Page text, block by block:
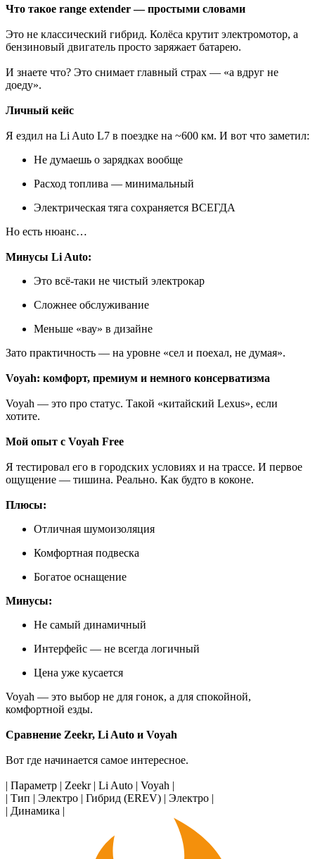
Что такое range extender — простыми словами
Это не классический гибрид. Колёса крутит электромотор, а
бензиновый двигатель просто заряжает батарею.
И знаете что? Это снимает главный страх — «а вдруг не
доеду».
Личный кейс
Я ездил на Li Auto L7 в поездке на ~600 км. И вот что заметил:
Не думаешь о зарядках вообще
Расход топлива — минимальный
Электрическая тяга сохраняется ВСЕГДА
Но есть нюанс…
Минусы Li Auto:
Это всё-таки не чистый электрокар
Сложнее обслуживание
Меньше «вау» в дизайне
Зато практичность — на уровне «сел и поехал, не думая».
Voyah: комфорт, премиум и немного консерватизма
Voyah — это про статус. Такой «китайский Lexus», если
хотите.
Мой опыт с Voyah Free
Я тестировал его в городских условиях и на трассе. И первое
ощущение — тишина. Реально. Как будто в коконе.
Плюсы:
Отличная шумоизоляция
Комфортная подвеска
Богатое оснащение
Минусы:
Не самый динамичный
Интерфейс — не всегда логичный
Цена уже кусается
Voyah — это выбор не для гонок, а для спокойной,
комфортной езды.
Сравнение Zeekr, Li Auto и Voyah
Вот где начинается самое интересное.
| Параметр | Zeekr | Li Auto | Voyah |
| Тип | Электро | Гибрид (EREV) | Электро |
| Динамика |